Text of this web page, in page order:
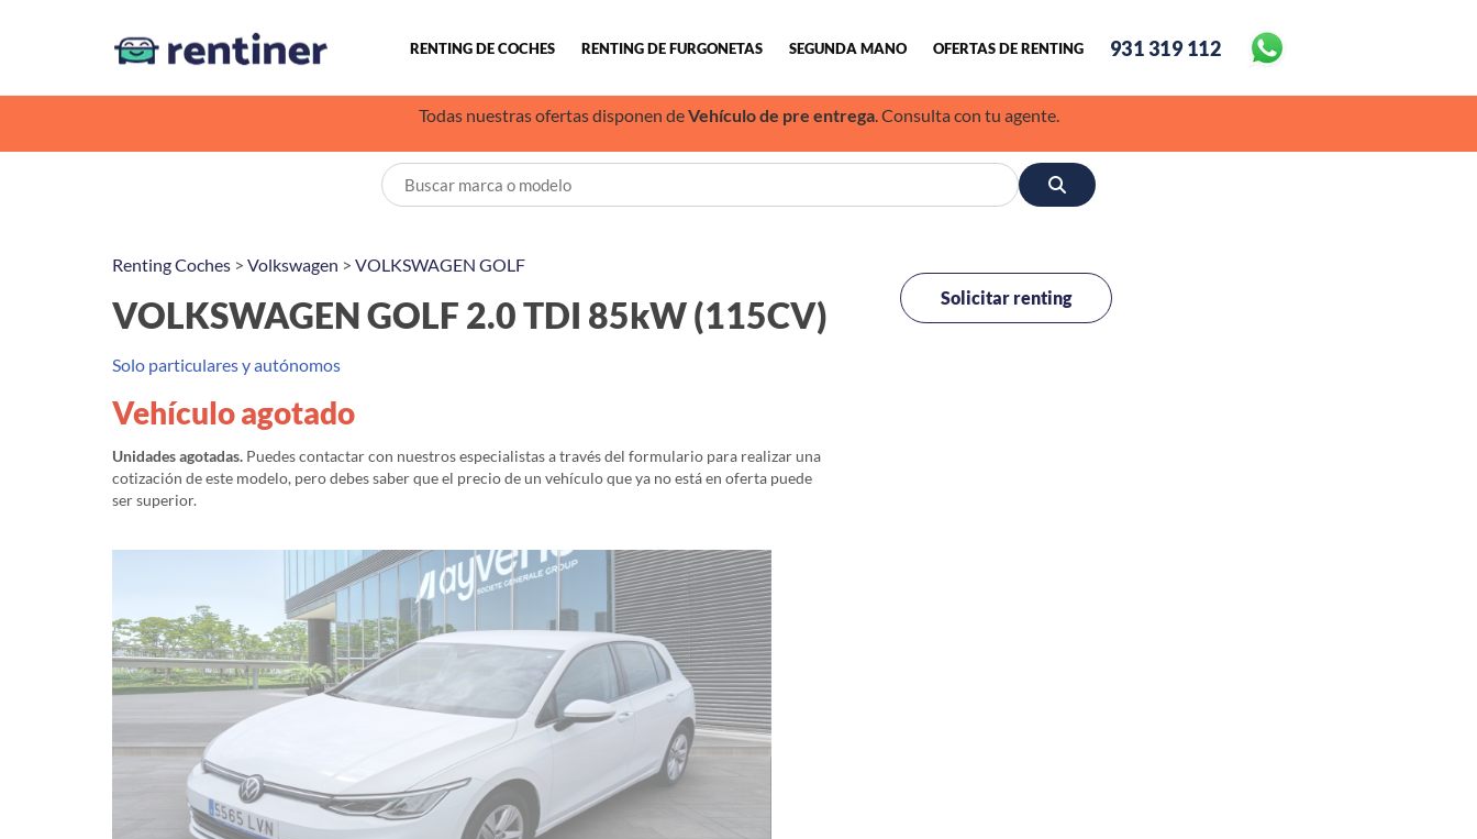
RENTING DE COCHES RENTING DE FURGONETAS SEGUNDA MANO OFERTAS DE RENTING 931 319 112
Todas nuestras ofertas disponen deVehículo de pre entrega. Consulta con tu agente.
Renting Coches > Volkswagen > VOLKSWAGEN GOLF
VOLKSWAGEN GOLF 2.0 TDI 85kW (115CV)
Solo particulares y autónomos
Vehículo agotado
Unidades agotadas. Puedes contactar con nuestros especialistas a través del formulario para realizar una
cotización de este modelo, pero debes saber que el precio de un vehículo que ya no está en oferta puede
ser superior.
Solicitar renting